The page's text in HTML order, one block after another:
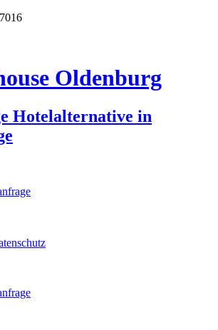
Oldenburg
Hotelalternative in